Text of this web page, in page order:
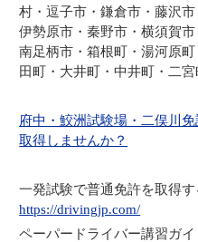
村・逗子市・鎌倉市・藤沢
伊勢原市・秦野市・横須賀
南足柄市・箱根町・湯河原
田町・大井町・中井町・二
府中・鮫洲試験場・二俣川
取得しませんか？
一発試験で普通免許を取得す
https://drivingjp.com/
ペーパードライバー講習ガ